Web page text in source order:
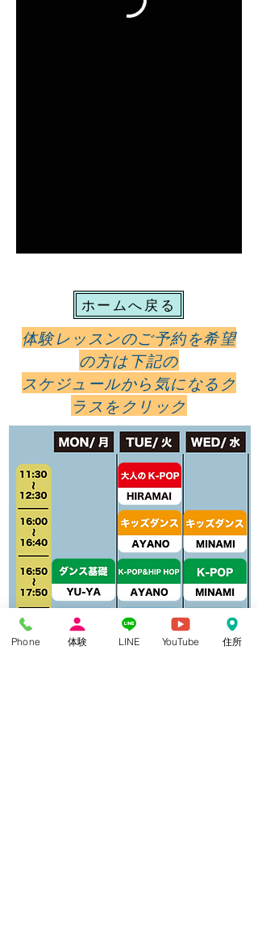
ホームへ戻る
体験レッスンのご予約を希望
の方は下記の
スケジュールから気になるク
ラスをクリック
Phone 体験 LINE YouTube 住所